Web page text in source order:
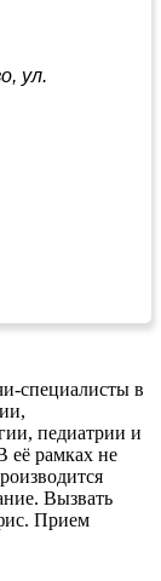
ул.
специалисты в
педиатрии и
её рамках не
Вызвать
Прием